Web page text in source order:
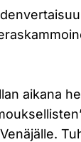
aikana